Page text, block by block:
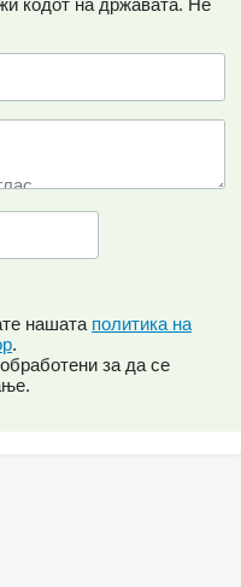
кодот на државата. Не
нашата политика на
.
за да се